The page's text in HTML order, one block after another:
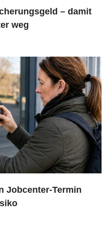
– damit
weg
Jobcenter-Termin